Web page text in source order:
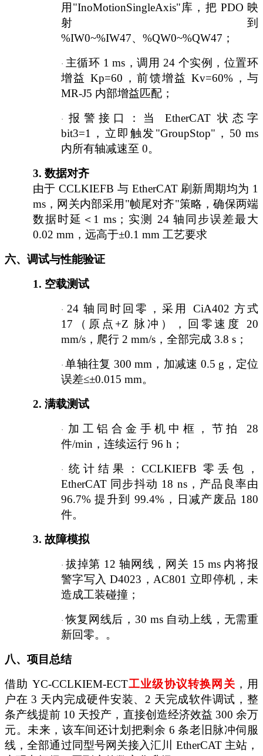
用"InoMotionSingleAxis"库，把 PDO 映
射到
%IW0~%IW47、%QW0~%QW47；
· 主循环 1 ms，调用 24 个实例，位置环
增益 Kp=60，前馈增益 Kv=60%，与
MR-J5 内部增益匹配；
·报警接口：当
EtherCAT 状态字
bit3=1，立即触发"GroupStop"，50 ms
内所有轴减速至 0。
3. 数据对齐
由于 CCLKIEFB 与 EtherCAT 刷新周期均为 1
ms，网关内部采用"帧尾对齐"策略，确保两端
数据时延＜1 ms；实测 24 轴同步误差最大
0.02 mm，远高于±0.1 mm 工艺要求
六、调试与性能验证
1. 空载测试
·24 轴同时回零，采用 CiA402 方式
17（原点+Z 脉冲），回零速度 20
mm/s，爬行 2 mm/s，全部完成 3.8 s；
·单轴往复 300 mm，加减速 0.5 g，定位
误差≤±0.015 mm。
2. 满载测试
· 加工铝合金手机中框，节拍
28
件/min，连续运行 96 h；
· 统计结果：CCLKIEFB 零丢包，
EtherCAT 同步抖动 18 ns，产品良率由
96.7% 提升到 99.4%，日减产废品 180
件。
3. 故障模拟
· 拔掉第 12 轴网线，网关 15 ms 内将报
警字写入 D4023，AC801 立即停机，未
造成工装碰撞；
·恢复网线后， 30 ms 自动上线，无需重
新回零。。
八、项目总结
借助 YC-CCLKIEM-ECT工业级协议转换网关 ，用
户在 3 天内完成硬件安装、2 天完成软件调试，整
条产线提前 10 天投产，直接创造经济效益 300 余万
元。未来，该车间还计划把剩余 6 条老旧脉冲伺服
线，全部通过同型号网关接入汇川 EtherCAT 主站，